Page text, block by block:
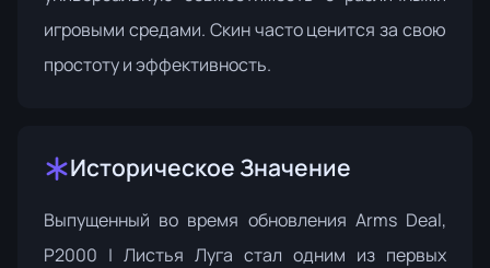
игровыми средами. Скин часто ценится за свою
простоту и эффективность.
Историческое Значение
Выпущенный во время обновления Arms Deal,
P2000 | Листья Луга стал одним из первых